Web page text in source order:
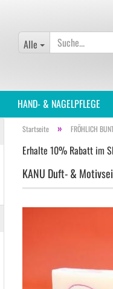
Alle
HAND- & NAGELPFLEGE
Startseite » FRÖHLICH
Erhalte 10% Rabatt im
KANU Duft- &